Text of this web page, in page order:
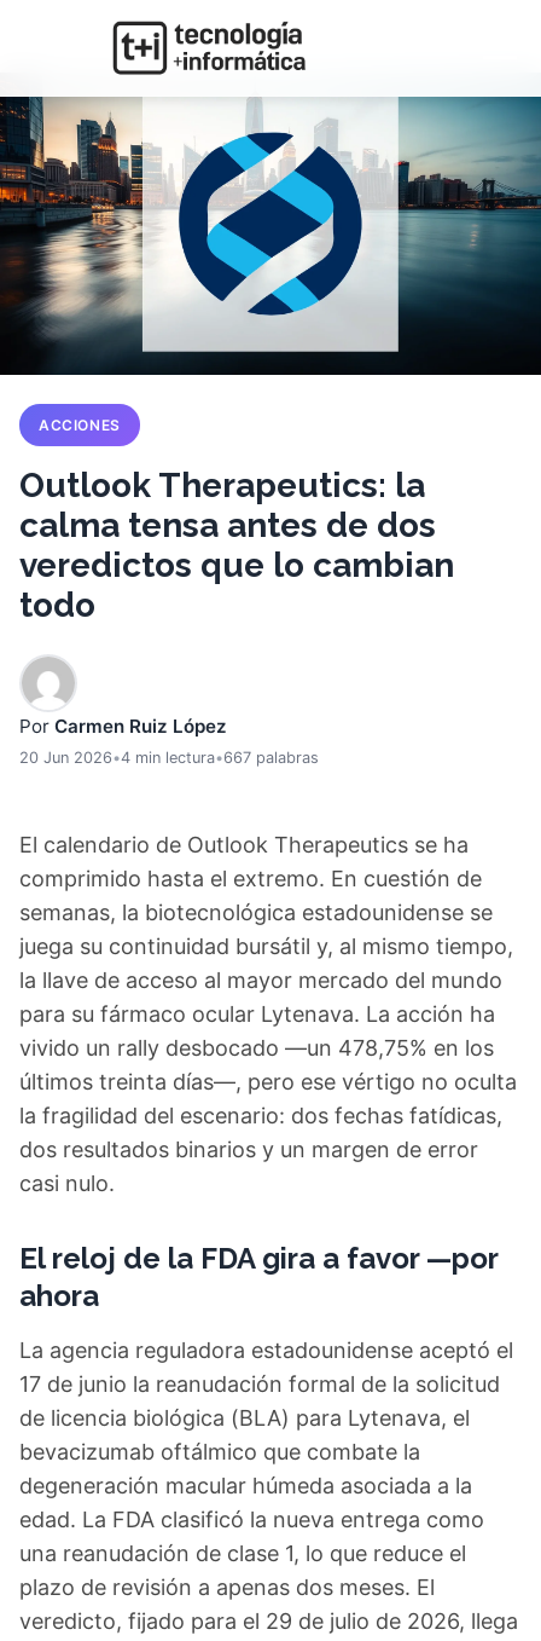
ACCIONES
Outlook Therapeutics: la
calma tensa antes de dos
veredictos que lo cambian
todo
Por Carmen Ruiz López
20 Jun 2026•4 min lectura•667 palabras
El calendario de Outlook Therapeutics se ha
comprimido hasta el extremo. En cuestión de
semanas, la biotecnológica estadounidense se
juega su continuidad bursátil y, al mismo tiempo,
la llave de acceso al mayor mercado del mundo
para su fármaco ocular Lytenava. La acción ha
vivido un rally desbocado —un 478,75% en los
últimos treinta días—, pero ese vértigo no oculta
la fragilidad del escenario: dos fechas fatídicas,
dos resultados binarios y un margen de error
casi nulo.
El reloj de la FDA gira a favor —por
ahora
La agencia reguladora estadounidense aceptó el
17 de junio la reanudación formal de la solicitud
de licencia biológica (BLA) para Lytenava, el
bevacizumab oftálmico que combate la
degeneración macular húmeda asociada a la
edad. La FDA clasificó la nueva entrega como
una reanudación de clase 1, lo que reduce el
plazo de revisión a apenas dos meses. El
veredicto, fijado para el 29 de julio de 2026, llega